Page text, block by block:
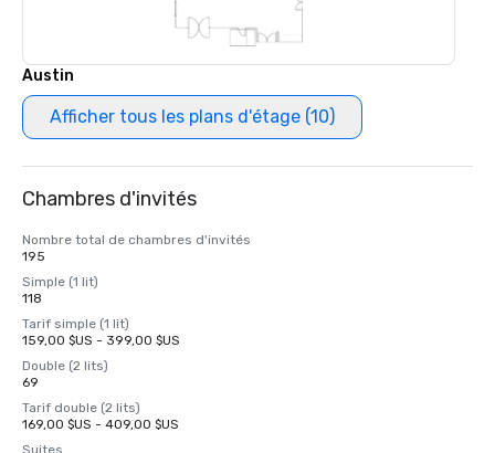
Austin
Afficher tous les plans d'étage (10)
Chambres d'invités
Nombre total de chambres d'invités
195
Simple (1 lit)
118
Tarif simple (1 lit)
159,00 $US - 399,00 $US
Double (2 lits)
69
Tarif double (2 lits)
169,00 $US - 409,00 $US
Suites